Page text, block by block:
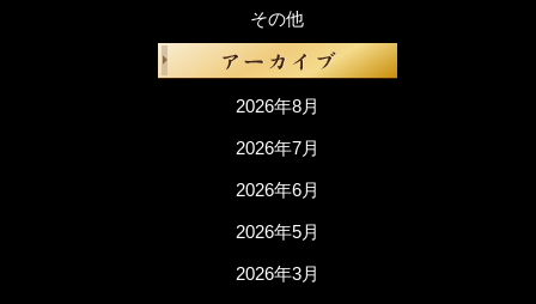
その他
2026年8月
2026年7月
2026年6月
2026年5月
2026年3月